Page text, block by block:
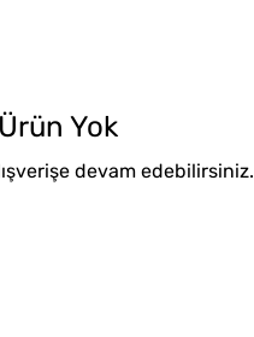
Yok
devam edebilirsiniz.